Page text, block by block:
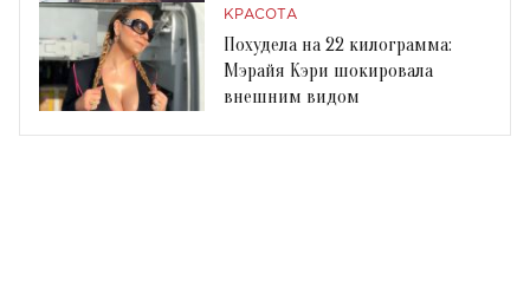
КРАСОТА
Похудела на 22 килограмма:
Мэрайя Кэри шокировала
внешним видом